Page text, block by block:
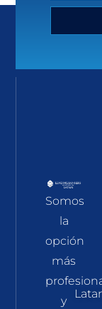
Somos
la
opción
más
y